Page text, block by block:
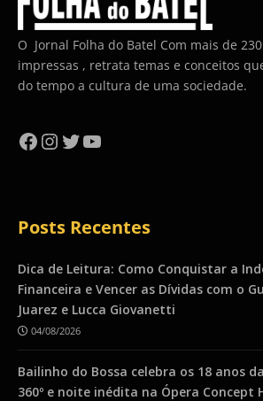
O Jornal Folha do Batel Com mais de
impressas , retrata temas e conceitos
do tempo a cultura de uma sociedade.
Facebook
Instagram
Twitter
YouTube
Posts Recentes
Dica de Leitura: Como Conquistar a
Financeira e Vencer as Dívidas com o
Juarez e Lucca Giovanetti
04/08/2026
Bailinho do Bossa celebra os 18 anos
360º e noite inédita na Ópera Concept